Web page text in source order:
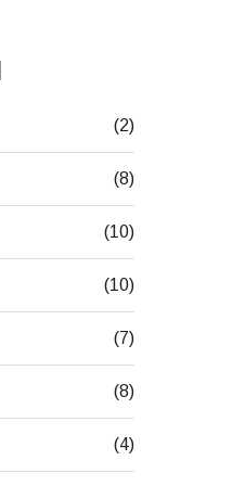
(2)
(8)
(10)
(10)
(7)
(8)
(4)